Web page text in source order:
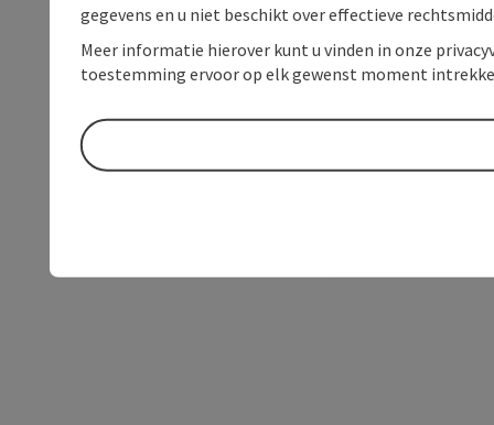
gegevens en u niet beschikt over effectieve
Meer informatie hierover kunt u vinden in onze
toestemming ervoor op elk gewenst moment